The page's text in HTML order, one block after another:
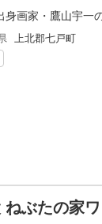
身画家・鷹山宇一
上北郡七戸町
ぶたの家